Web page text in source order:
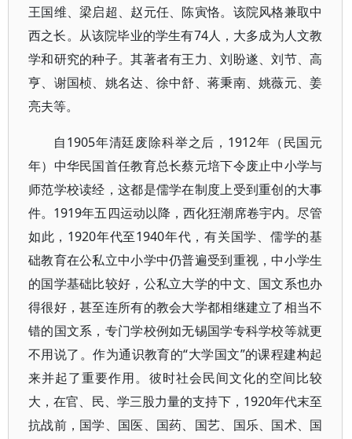
王国维、梁启超、赵元任、陈寅恪。该院风格兼取中
西之长。从该院毕业的学生有74人，大多成为人文教
学和研究的种子。其著者有王力、刘盼遂、刘节、高
亨、谢国桢、姚名达、徐中舒、蒋秉南、姚薇元、姜
亮夫等。
自1905年清廷废除科举之后，1912年（民国元
年）中华民国首任教育总长蔡元培下令废止中小学与
师范学校读经，这都是儒学在制度上受到重创的大事
件。1919年五四运动以降，西化狂潮席卷宇内。尽管
如此，1920年代至1940年代，有关国学、儒学的基
础教育在公私立中小学中仍普遍受到重视，中小学生
的国学基础比较好，公私立大学的中文、国文系也办
得很好，甚至连所有的教会大学都相继建立了相当不
错的国文系，专门学校例如无锡国学专科学校等就更
不用说了。作为通识教育的“大学国文”的课程建构起
来并起了重要作用。彼时社会民间文化的空间比较
大，在官、民、学三股力量的支持下，1920年代末至
抗战前，国学、国医、国药、国艺、国乐、国术、国